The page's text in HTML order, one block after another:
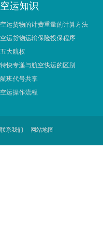
空运知识
空运货物的计费重量的计算方法
空运货物运输保险投保程序
五大航权
特快专递与航空快运的区别
航班代号共享
空运操作流程
联系我们 网站地图